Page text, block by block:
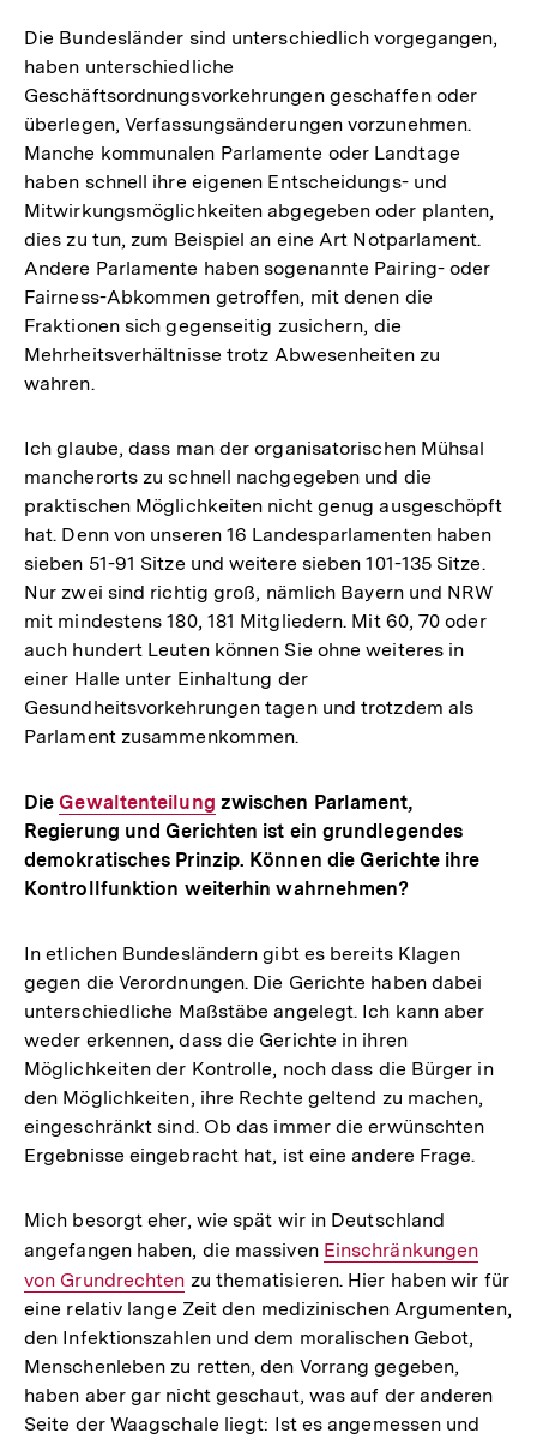
Die Bundesländer sind unterschiedlich vorgegangen,
haben unterschiedliche
Geschäftsordnungsvorkehrungen geschaffen oder
überlegen, Verfassungsänderungen vorzunehmen.
Manche kommunalen Parlamente oder Landtage
haben schnell ihre eigenen Entscheidungs- und
Mitwirkungsmöglichkeiten abgegeben oder planten,
dies zu tun, zum Beispiel an eine Art Notparlament.
Andere Parlamente haben sogenannte Pairing- oder
Fairness-Abkommen getroffen, mit denen die
Fraktionen sich gegenseitig zusichern, die
Mehrheitsverhältnisse trotz Abwesenheiten zu
wahren.
Ich glaube, dass man der organisatorischen Mühsal
mancherorts zu schnell nachgegeben und die
praktischen Möglichkeiten nicht genug ausgeschöpft
hat. Denn von unseren 16 Landesparlamenten haben
sieben 51-91 Sitze und weitere sieben 101-135 Sitze.
Nur zwei sind richtig groß, nämlich Bayern und NRW
mit mindestens 180, 181 Mitgliedern. Mit 60, 70 oder
auch hundert Leuten können Sie ohne weiteres in
einer Halle unter Einhaltung der
Gesundheitsvorkehrungen tagen und trotzdem als
Parlament zusammenkommen.
Die Interner
Link:
Gewaltenteilung zwischen Parlament,
Regierung und Gerichten ist ein grundlegendes
demokratisches Prinzip. Können die Gerichte ihre
Kontrollfunktion weiterhin wahrnehmen?
In etlichen Bundesländern gibt es bereits Klagen
gegen die Verordnungen. Die Gerichte haben dabei
unterschiedliche Maßstäbe angelegt. Ich kann aber
weder erkennen, dass die Gerichte in ihren
Möglichkeiten der Kontrolle, noch dass die Bürger in
den Möglichkeiten, ihre Rechte geltend zu machen,
eingeschränkt sind. Ob das immer die erwünschten
Ergebnisse eingebracht hat, ist eine andere Frage.
Mich besorgt eher, wie spät wir in Deutschland
angefangen haben, die massiven Interner
Link:
Einschränkungen
von Grundrechten zu thematisieren. Hier haben wir für
eine relativ lange Zeit den medizinischen Argumenten,
den Infektionszahlen und dem moralischen Gebot,
Menschenleben zu retten, den Vorrang gegeben,
haben aber gar nicht geschaut, was auf der anderen
Seite der Waagschale liegt: Ist es angemessen und